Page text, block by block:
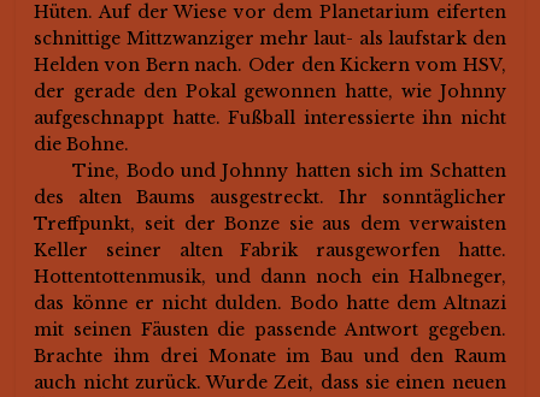
Hüten. Auf der Wiese vor dem Planetarium eiferten
schnittige Mittzwanziger mehr laut- als laufstark den
Helden von Bern nach. Oder den Kickern vom HSV,
der gerade den Pokal gewonnen hatte, wie Johnny
aufgeschnappt hatte. Fußball interessierte ihn nicht
die Bohne.
Tine, Bodo und Johnny hatten sich im Schatten
des alten Baums ausgestreckt. Ihr sonntäglicher
Treffpunkt, seit der Bonze sie aus dem verwaisten
Keller seiner alten Fabrik rausgeworfen hatte.
Hottentottenmusik, und dann noch ein Halbneger,
das könne er nicht dulden. Bodo hatte dem Altnazi
mit seinen Fäusten die passende Antwort gegeben.
Brachte ihm drei Monate im Bau und den Raum
auch nicht zurück. Wurde Zeit, dass sie einen neuen